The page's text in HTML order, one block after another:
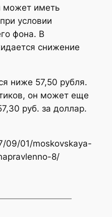
может иметь
условии
фона. В
снижение
ниже 57,50 рубля.
он может еще
руб. за доллар.
09/01/moskovskaya-
8/